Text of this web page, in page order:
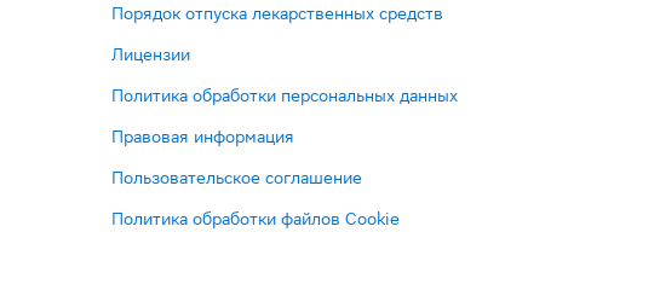
Порядок отпуска лекарственных средств
Лицензии
Политика обработки персональных данных
Правовая информация
Пользовательское соглашение
Политика обработки файлов Cookie